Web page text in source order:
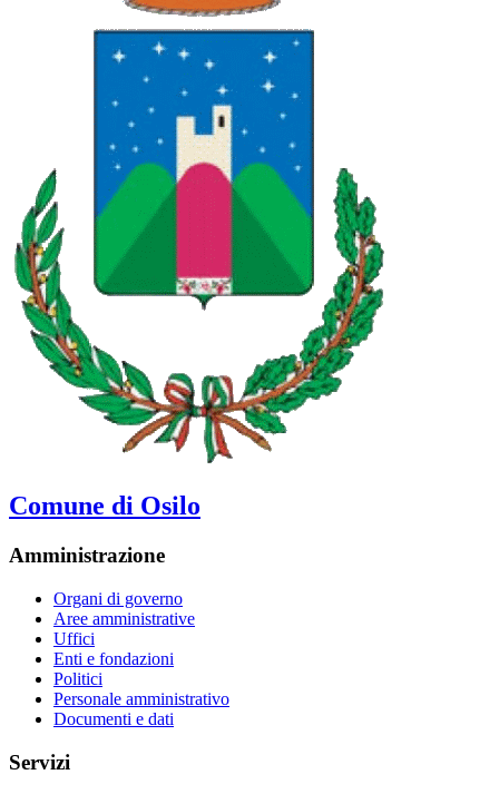
Comune di Osilo
Amministrazione
Organi di governo
Aree amministrative
Uffici
Enti e fondazioni
Politici
Personale amministrativo
Documenti e dati
Servizi